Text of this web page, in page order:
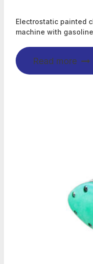
Electrostatic painted
machine with
Read more